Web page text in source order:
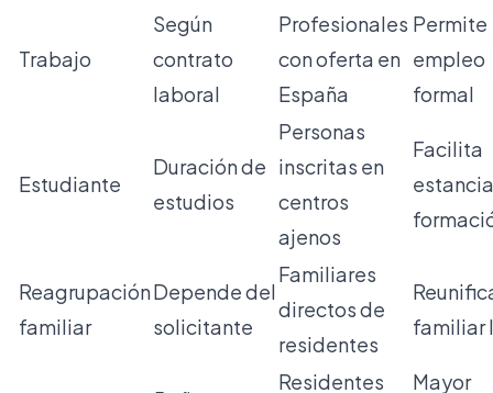
Trabajo
Según
contrato
laboral
Profesionales
con oferta en
España
Permite
empleo
formal
Estudiante
Duración de
estudios
Personas
inscritas en
centros
ajenos
Facilita
Reagrupación
familiar
Depende del
solicitante
Familiares
directos de
residentes
familiar
Residentes
Mayor